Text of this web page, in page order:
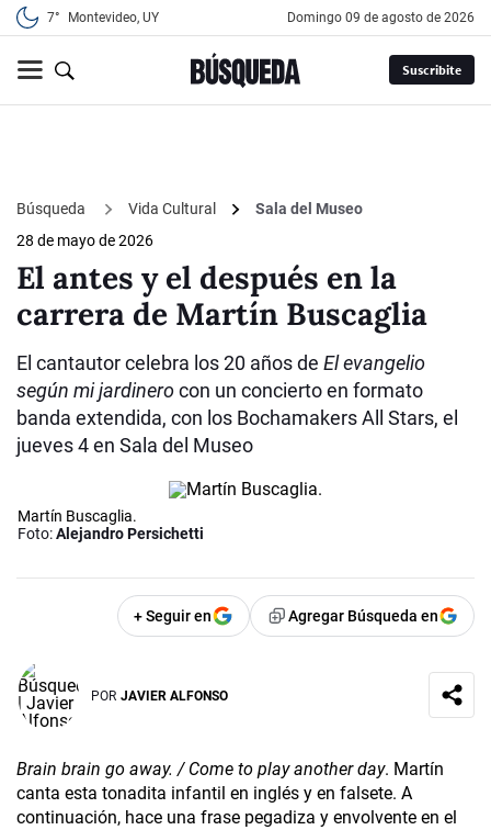
7° Montevideo, UY domingo 09 de agosto de 2026
Suscribite
Búsqueda Vida Cultural
Sala del Museo
28 de mayo de 2026
El antes y el después en la
carrera de Martín Buscaglia
El cantautor celebra los 20 años de El evangelio
según mi jardinerocon un concierto en formato
banda extendida, con los Bochamakers All Stars, el
jueves 4 en Sala del Museo
Martín Buscaglia.
Foto:Alejandro Persichetti
+ Seguir en Agregar Búsqueda en
POR JAVIER ALFONSO
Brain brain go away. / Come to play another day. Martín
canta esta tonadita infantil en inglés y en falsete. A
continuación, hace una frase pegadiza y envolvente en el